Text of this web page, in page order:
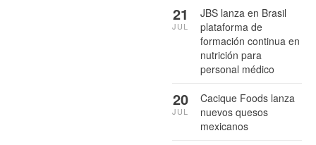
JBS lanza en Brasil
plataforma de
formación continua en
nutrición para
personal médico
21
JUL
Cacique Foods lanza
nuevos quesos
mexicanos
20
JUL